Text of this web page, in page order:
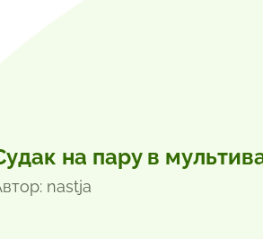
на пару в
nastja